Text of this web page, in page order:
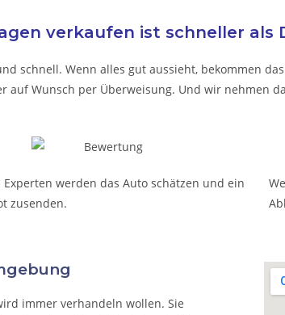
verkaufen ist schneller als
schnell. Wenn alles gut aussieht, bekommen
auf Wunsch per Überweisung. Und wir nehmen
Experten werden das Auto schätzen und ein
zusenden.
immer verhandeln wollen. Sie